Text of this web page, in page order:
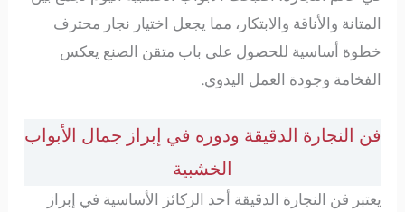
المتانة والأناقة والابتكار، مما يجعل اختيار نجار محترف
خطوة أساسية للحصول على باب متقن الصنع يعكس
الفخامة وجودة العمل اليدوي.
فن النجارة الدقيقة ودوره في إبراز جمال الأبواب
الخشبية
يعتبر فن النجارة الدقيقة أحد الركائز الأساسية في إبراز